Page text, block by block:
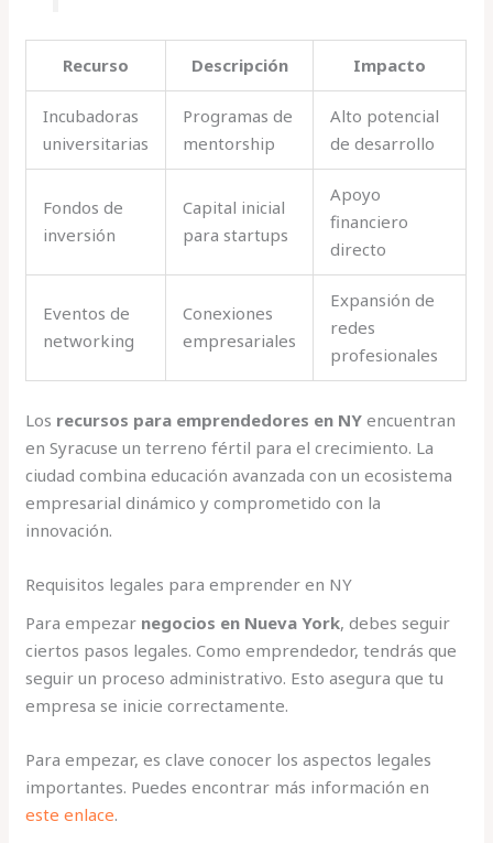
Recurso Descripción Impacto
Incubadoras
universitarias
Programas de
mentorship
Alto potencial
de desarrollo
Fondos de
inversión
Capital inicial
para startups
Apoyo
financiero
directo
Eventos de
networking
Conexiones
empresariales
Expansión de
redes
profesionales
Los recursos para emprendedores en NY encuentran
en Syracuse un terreno fértil para el crecimiento. La
ciudad combina educación avanzada con un ecosistema
empresarial dinámico y comprometido con la
innovación.
Requisitos legales para emprender en NY
Para empezar negocios en Nueva York, debes seguir
ciertos pasos legales. Como emprendedor, tendrás que
seguir un proceso administrativo. Esto asegura que tu
empresa se inicie correctamente.
Para empezar, es clave conocer los aspectos legales
importantes. Puedes encontrar más información en
este enlace.